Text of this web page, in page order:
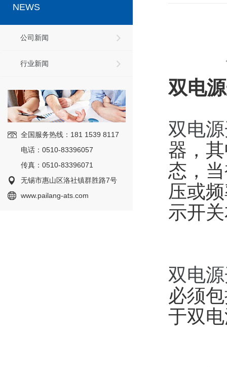
NEWS
公司新闻
行业新闻
全国服务热线：181 1539 8117
电话：0510-83396057
传真：0510-83396071
无锡市惠山区洛社镇群胜路7号
www.pailang-ats.com
双电
双电
器，
态，
压或
示开
双电
必须
于双